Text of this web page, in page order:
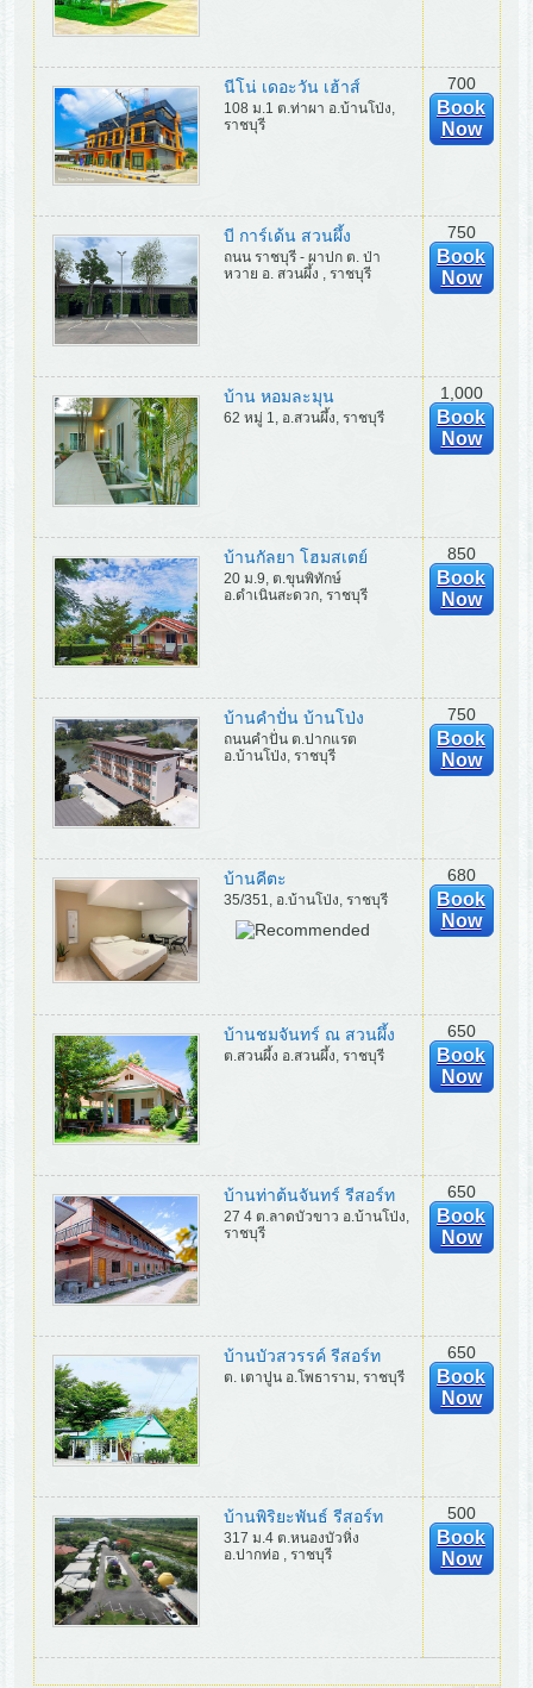
นีโน่ เดอะวัน เฮ้าส์
108 ม.1 ต.ท่าผา อ.บ้านโป่ง,
ราชบุรี
700
Book
Now
บี การ์เด้น สวนผึ้ง
ถนน ราชบุรี - ผาปก ต. ป่า
หวาย อ. สวนผึ้ง , ราชบุรี
750
Book
Now
บ้าน หอมละมุน
62 หมู่ 1, อ.สวนผึ้ง, ราชบุรี
1,000
Book
Now
บ้านกัลยา โฮมสเตย์
20 ม.9, ต.ขุนพิทักษ์
อ.ดำเนินสะดวก, ราชบุรี
850
Book
Now
บ้านคำปั่น บ้านโป่ง
ถนนคำปั่น ต.ปากแรต
อ.บ้านโป่ง, ราชบุรี
750
Book
Now
บ้านคีตะ
35/351, อ.บ้านโป่ง, ราชบุรี
680
Book
Now
บ้านชมจันทร์ ณ สวนผึ้ง
ต.สวนผึ้ง อ.สวนผึ้ง, ราชบุรี
650
Book
Now
บ้านท่าต้นจันทร์ รีสอร์ท
27 4 ต.ลาดบัวขาว อ.บ้านโป่ง,
ราชบุรี
650
Book
Now
บ้านบัวสวรรค์ รีสอร์ท
ต. เตาปูน อ.โพธาราม, ราชบุรี
650
Book
Now
บ้านพิริยะพันธ์ รีสอร์ท
317 ม.4 ต.หนองบัวหิ่ง
อ.ปากท่อ , ราชบุรี
500
Book
Now